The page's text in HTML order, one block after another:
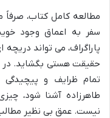
مطالعه کامل کتاب،
سفر به اعماق وجود
پاراگراف، می تواند
حقیقت هستی بگشاید. در
تمام ظرایف و
طاهرزاده آشنا شود،
نیست. عمق بی نظیر